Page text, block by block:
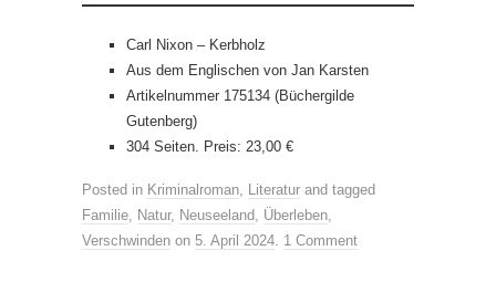
Carl Nixon – Kerbholz
Aus dem Englischen von Jan Karsten
Artikelnummer 175134 (Büchergilde
Gutenberg)
304 Seiten. Preis: 23,00 €
Posted in Kriminalroman Literatur and tagged
Familie Natur, Neuseeland Überleben
Verschwinden on 5. April 2024 1 Comment